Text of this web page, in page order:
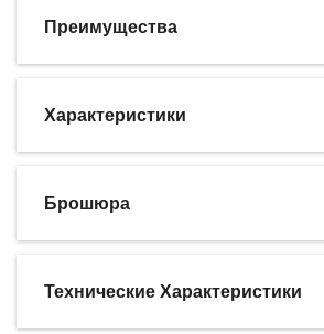
Преимущества
Характеристики
Брошюра
Технические Характеристики